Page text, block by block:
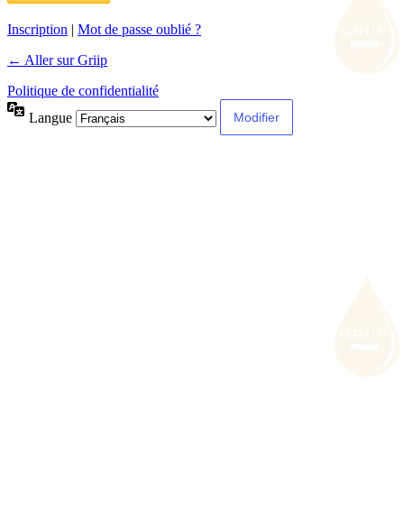
Inscription | Mot de passe oublié ?
← Aller sur Griip
Politique de confidentialité
Langue